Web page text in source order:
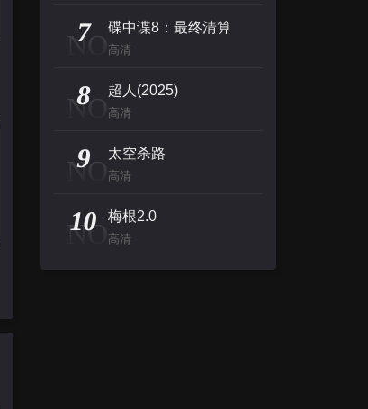
NO
7 碟中谍8：最终清算
高清
NO
8 超人(2025)
高清
NO
9 太空杀路
高清
NO
10 梅根2.0
高清